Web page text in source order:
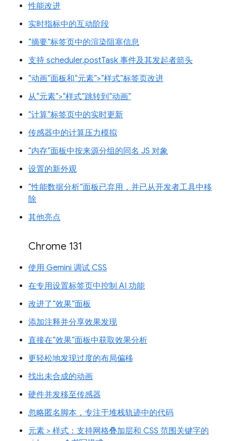
性能改进
实时指标中的互动阶段
“摘要”标签页中的渲染阻塞信息
支持 scheduler.postTask 事件及其发起者箭头
“动画”面板和“元素”>“样式”标签页改进
从“元素”>“样式”跳转到“动画”
“计算”标签页中的实时更新
传感器中的计算压力模拟
“内存”面板中按来源分组的同名 JS 对象
设置的新外观
“性能数据分析”面板已弃用，并已从开发者工具中移
除
其他亮点
Chrome 131
使用 Gemini 调试 CSS
在专用设置标签页中控制 AI 功能
改进了“效果”面板
添加注释并分享效果发现
直接在“效果”面板中获取效果分析
更轻松地发现过度的布局偏移
找出未合成的动画
硬件并发移至传感器
忽略匿名脚本，专注于堆栈轨迹中的代码
元素 > 样式：支持网格叠加层和 CSS 范围关键字的